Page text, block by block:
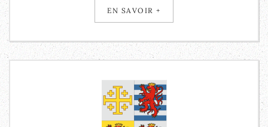
EN SAVOIR +